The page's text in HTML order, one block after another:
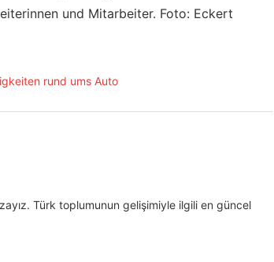
und Mitarbeiter. Foto: Eckert
Türk toplumunun gelişimiyle ilgili en güncel